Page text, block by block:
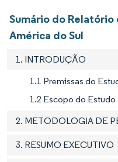
Sumário do
América do Sul
1. INTRODUÇÃO
1.1 Premissas do
1.2 Escopo do Estudo
2. METODOLOGIA DE
3. RESUMO EXECUTIVO